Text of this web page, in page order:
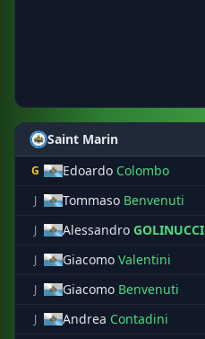
Saint Marin
G Edoardo Colombo
J Tommaso Benvenuti
J Alessandro GOLINUCCI
J Giacomo Valentini
J Giacomo Benvenuti
J Andrea Contadini